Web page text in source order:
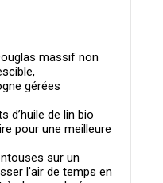
massif non
gérées
d’huile de lin bio
pour une meilleure
sur un
l'air de temps en